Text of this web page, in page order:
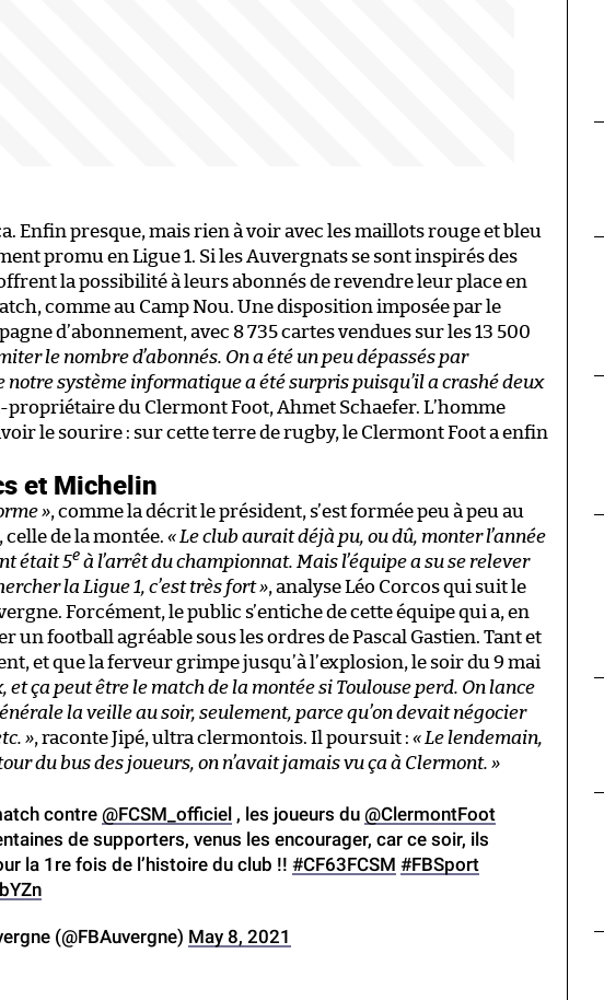
Enfin presque, mais rien à voir avec les maillots rouge et bleu
promu en Ligue 1. Si les Auvergnats se sont inspirés des
offrent la possibilité à leurs abonnés de revendre leur place en
comme au Camp Nou. Une disposition imposée par le
d’abonnement, avec 8 735 cartes vendues sur les 13 500
le nombre d’abonnés. On a été un peu dépassés par
notre système informatique a été surpris puisqu’il a crashé deux
propriétaire du Clermont Foot, Ahmet Schaefer. L’homme
le sourire : sur cette terre de rugby, le Clermont Foot a enfin
et Michelin
», comme la décrit le président, s’est formée peu à peu au
de la montée. « Le club aurait déjà pu, ou dû, monter l’année
était 5e à l’arrêt du championnat. Mais l’équipe a su se relever
la Ligue 1, c’est très fort », analyse Léo Corcos qui suit le
Forcément, le public s’entiche de cette équipe qui a, en
un football agréable sous les ordres de Pascal Gastien. Tant et
et que la ferveur grimpe jusqu’à l’explosion, le soir du 9 mai
et ça peut être le match de la montée si Toulouse perd. On lance
la veille au soir, seulement, parce qu’on devait négocier
», raconte Jipé, ultra clermontois. Il poursuit : « Le lendemain,
du bus des joueurs, on n’avait jamais vu ça à Clermont. »
contre @FCSM_officiel , les joueurs du @ClermontFoot
de supporters, venus les encourager, car ce soir, ils
la 1re fois de l’histoire du club !! #CF63FCSM #FBSport
(@FBAuvergne) May 8, 2021